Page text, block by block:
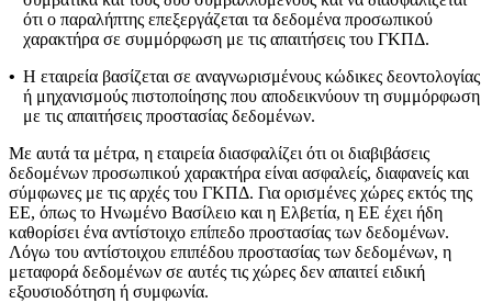
ότι ο παραλήπτης επεξεργάζεται τα δεδομένα προσωπικού
χαρακτήρα σε συμμόρφωση με τις απαιτήσεις του ΓΚΠΔ.
• Η εταιρεία βασίζεται σε αναγνωρισμένους κώδικες δεοντολογίας
ή μηχανισμούς πιστοποίησης που αποδεικνύουν τη συμμόρφωση
με τις απαιτήσεις προστασίας δεδομένων.
Με αυτά τα μέτρα, η εταιρεία διασφαλίζει ότι οι διαβιβάσεις
δεδομένων προσωπικού χαρακτήρα είναι ασφαλείς, διαφανείς και
σύμφωνες με τις αρχές του ΓΚΠΔ. Για ορισμένες χώρες εκτός της
ΕΕ, όπως το Ηνωμένο Βασίλειο και η Ελβετία, η ΕΕ έχει ήδη
καθορίσει ένα αντίστοιχο επίπεδο προστασίας των δεδομένων.
Λόγω του αντίστοιχου επιπέδου προστασίας των δεδομένων, η
μεταφορά δεδομένων σε αυτές τις χώρες δεν απαιτεί ειδική
εξουσιοδότηση ή συμφωνία.